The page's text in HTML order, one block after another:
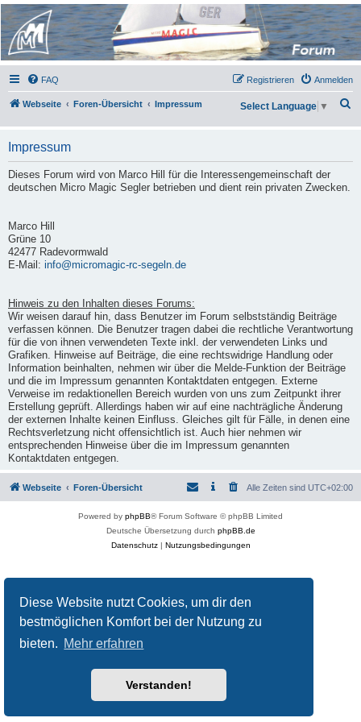
Diese Website nutzt Cookies, um dir den
bestmöglichen Komfort bei der Nutzung zu
bieten. Mehr erfahren
Verstanden!
Micro Magic Forum
Deutschland
FAQ Anmelden
Registrieren
Webseite Foren-Übersicht Impressum
h
Select Language ▼
Impressum
Dieses Forum wird von Marco Hill für die Interessengemeinschaft der
deutschen Micro Magic Segler betrieben und dient rein privaten Zwecken.
Marco Hill
Grüne 10
42477 Radevormwald
E-Mail: info@micromagic-rc-segeln.de
Hinweis zu den Inhalten dieses Forums:
Wir weisen darauf hin, dass Benutzer im Forum selbstständig Beiträge
verfassen können. Die Benutzer tragen dabei die rechtliche Verantwortung
für die von ihnen verwendeten Texte inkl. der verwendeten Links und
Grafiken. Hinweise auf Beiträge, die eine rechtswidrige Handlung oder
Information beinhalten, nehmen wir über die Melde-Funktion der Beiträge
und die im Impressum genannten Kontaktdaten entgegen. Externe
Verweise im redaktionellen Bereich wurden von uns zum Zeitpunkt ihrer
Erstellung geprüft. Allerdings haben wir auf eine nachträgliche Änderung
der externen Inhalte keinen Einfluss. Gleiches gilt für Fälle, in denen eine
Rechtsverletzung nicht offensichtlich ist. Auch hier nehmen wir
entsprechenden Hinweise über die im Impressum genannten
Kontaktdaten entgegen.
Webseite Foren-Übersicht Alle Zeiten sind UTC+02:00
Powered by phpBB® Forum Software © phpBB Limited
Deutsche Übersetzung durch phpBB.de
Datenschutz| Nutzungsbedingungen